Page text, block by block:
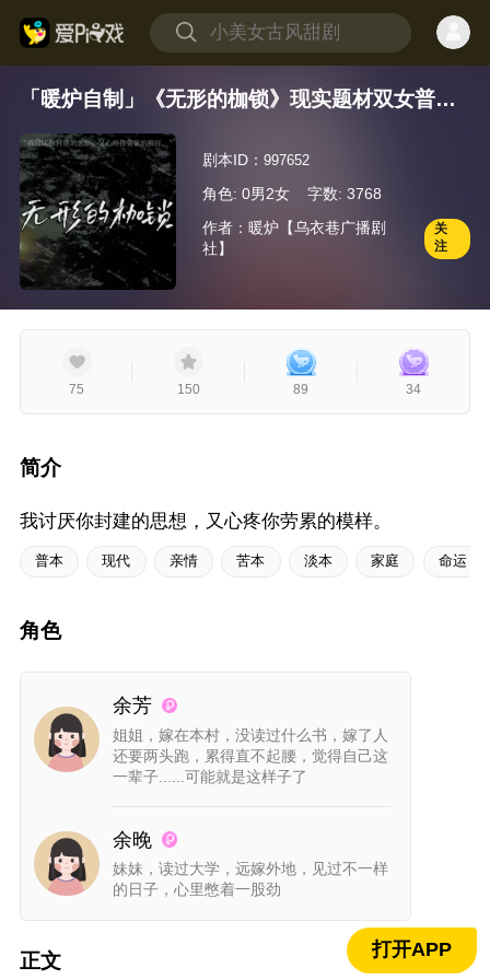
「暖炉自制」《无形的枷锁》现实题材双女普本
剧本ID：997652
角色: 0男2女
字数: 3768
作者：暖炉【乌衣巷广播剧
社】
关
注
75 150 89 34
简介
我讨厌你封建的思想，又心疼你劳累的模样。
普本 现代 亲情 苦本 淡本 家庭 命运
角色
余芳
姐姐，嫁在本村，没读过什么书，嫁了人
还要两头跑，累得直不起腰，觉得自己这
一辈子......可能就是这样子了
余晚
妹妹，读过大学，远嫁外地，见过不一样
的日子，心里憋着一股劲
正文
打开APP